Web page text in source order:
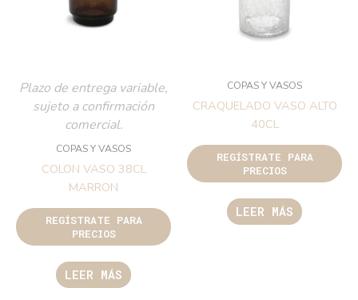
Plazo de entrega variable,
sujeto a confirmación
comercial.
COPAS Y VASOS
COLON VASO 38CL
MARRON
REGÍSTRATE PARA
PRECIOS
LEER MÁS
COPAS Y VASOS
CRAQUELADO VASO ALTO
40CL
REGÍSTRATE PARA
PRECIOS
LEER MÁS